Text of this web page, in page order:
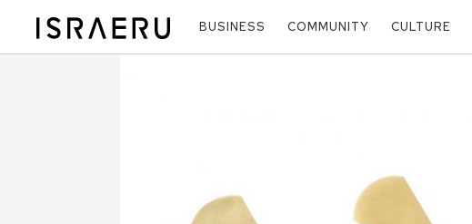
BUSINESS COMMUNITY CULTURE